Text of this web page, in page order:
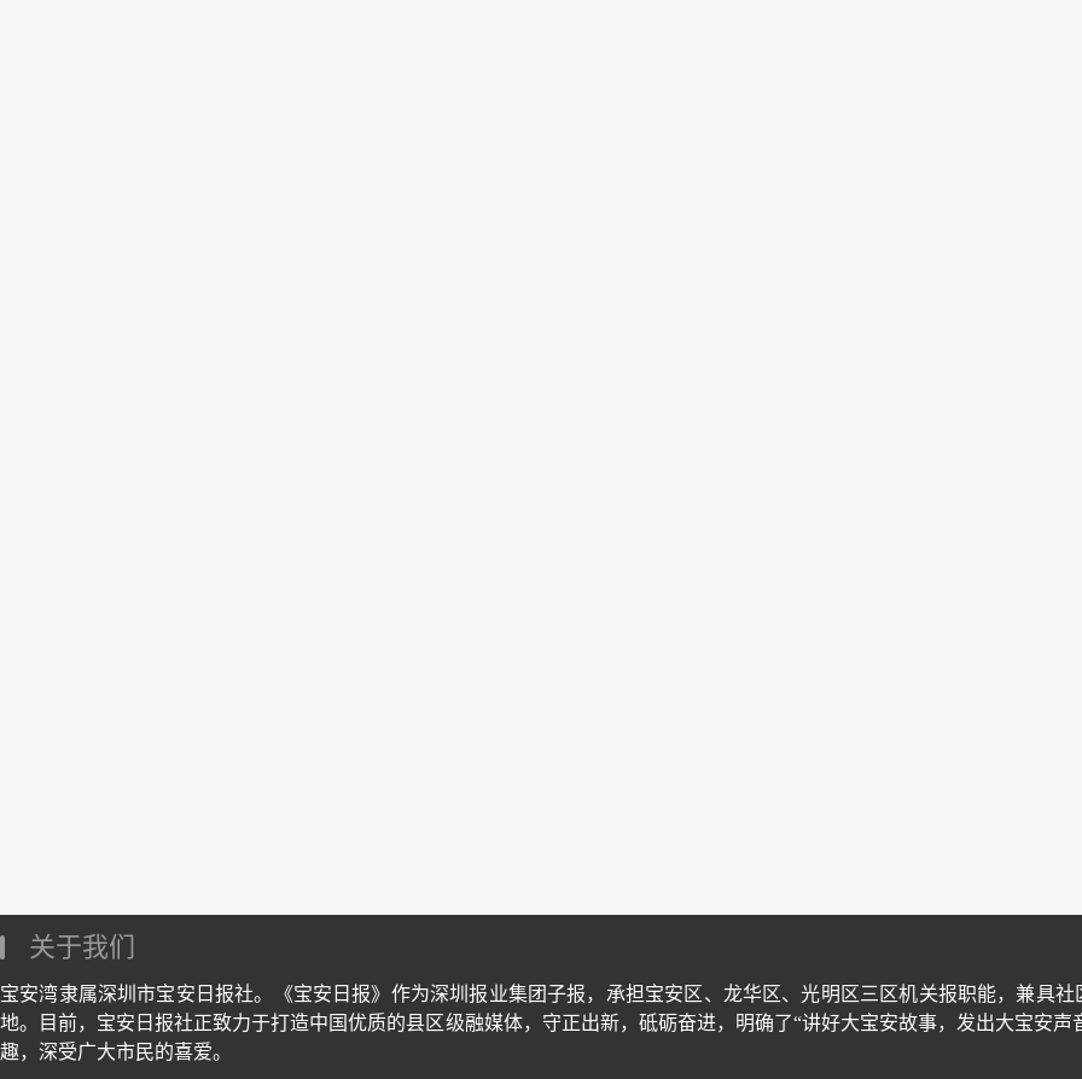
关于我们
宝安湾隶属深圳市宝安日报社。《宝安日报》作为深圳报业集团子报，承担宝安区、龙华区、光明区三区机关报职能，兼具
地。目前，宝安日报社正致力于打造中国优质的县区级融媒体，守正出新，砥砺奋进，明确了“讲好大宝安故事，发出大宝安
趣，深受广大市民的喜爱。